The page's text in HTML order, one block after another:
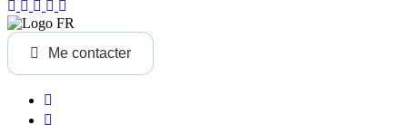
Me contacter